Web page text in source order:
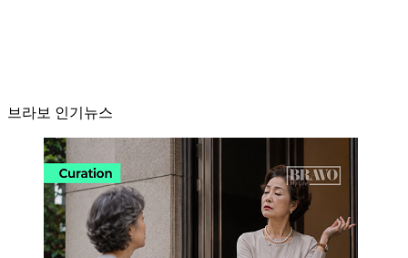
브라보 인기뉴스